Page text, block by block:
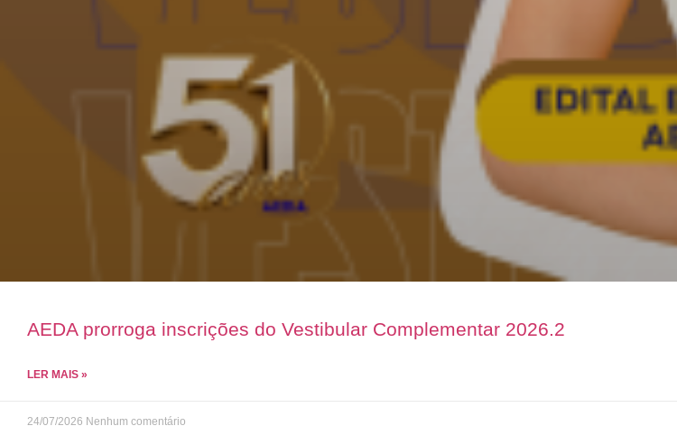
AEDA prorroga inscrições do Vestibular Complementar 2026.2
LER MAIS »
24/07/2026 Nenhum comentário